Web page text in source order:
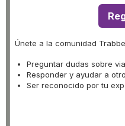
Únete a la comunidad
Preguntar dudas sobre
Responder y ayudar a
Ser reconocido por tu